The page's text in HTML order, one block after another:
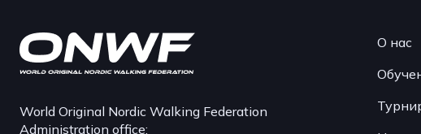
World Original Nordic Walking Federation
Administration office:
О нас